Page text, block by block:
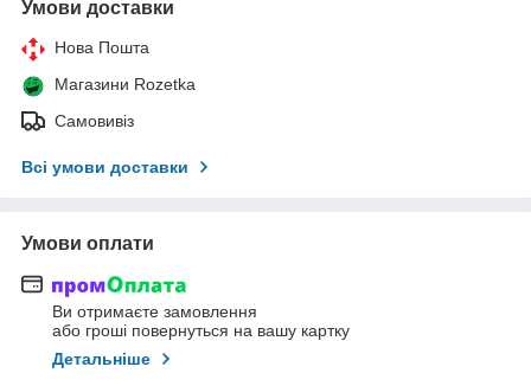
Умови доставки
Нова Пошта
Магазини Rozetka
Самовивіз
Всі умови доставки
Умови оплати
Ви отримаєте замовлення
або гроші повернуться на вашу картку
Детальніше